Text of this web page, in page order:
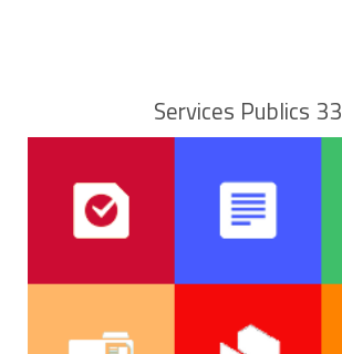
Services Publics 33